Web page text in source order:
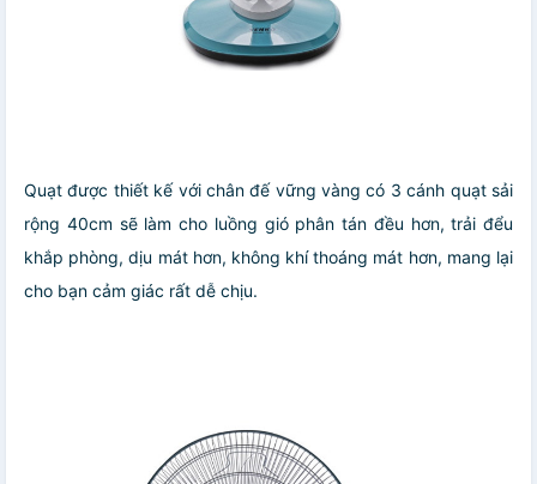
Quạt được thiết kế với chân đế vững vàng có 3 cánh quạt sải
rộng 40cm sẽ làm cho luồng gió phân tán đều hơn, trải đểu
khắp phòng, dịu mát hơn, không khí thoáng mát hơn, mang lại
cho bạn cảm giác rất dễ chịu.